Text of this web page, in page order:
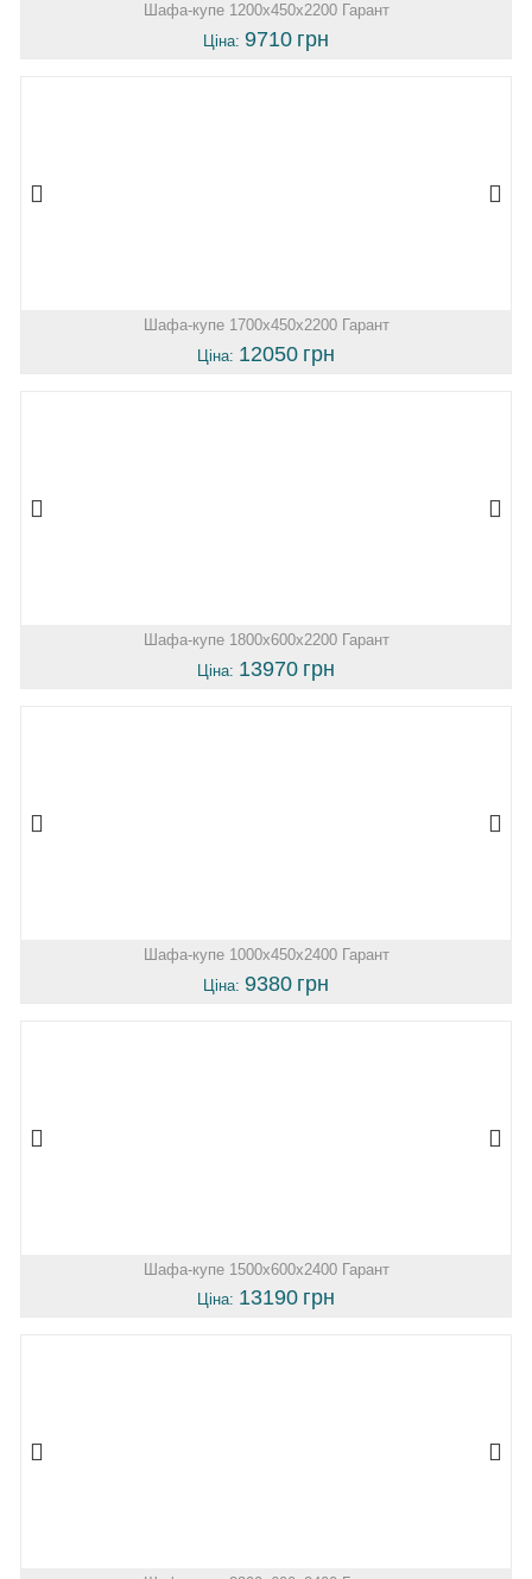
Шафа-купе 1200х450х2200 Гарант
Ціна: 9710 грн
Шафа-купе 1700х450х2200 Гарант
Ціна: 12050 грн
Шафа-купе 1800х600х2200 Гарант
Ціна: 13970 грн
Шафа-купе 1000х450х2400 Гарант
Ціна: 9380 грн
Шафа-купе 1500х600х2400 Гарант
Ціна: 13190 грн